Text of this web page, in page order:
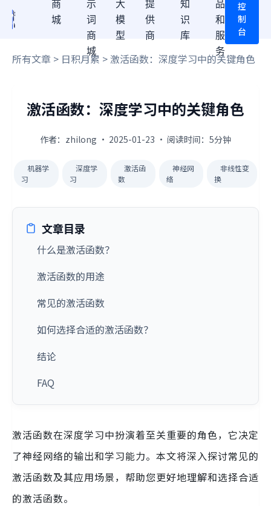
商
城
示
词
商
城
大
模
型
提
供
商
知
识
库
品
和
服
务
控
制
台
所有文章 > 日积月累 > 激活函数：深度学习中的关键角色
激活函数：深度学习中的关键角色
作者：zhilong · 2025-01-23 · 阅读时间：5分钟
机器学
习
深度学
习
激活函
数
神经网
络
非线性变
换
文章目录
什么是激活函数？
激活函数的用途
常见的激活函数
如何选择合适的激活函数？
结论
FAQ
激活函数在深度学习中扮演着至关重要的角色，它决定
了神经网络的输出和学习能力。本文将深入探讨常见的
激活函数及其应用场景，帮助您更好地理解和选择合适
的激活函数。